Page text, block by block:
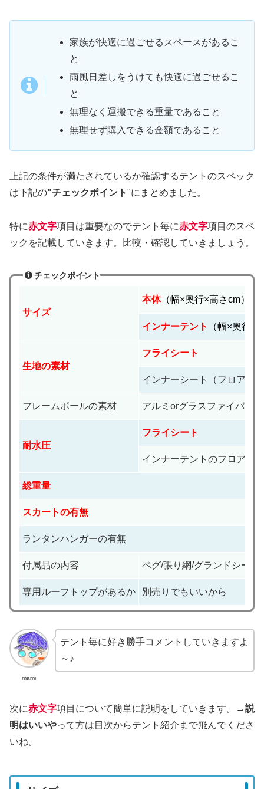
家族が快適に過ごせるスペースがあるこ
と
雨風日差しをうけても快適に過ごせるこ
と
無理なく運搬できる重量であること
無理せず購入できる金額であること
上記の条件が満たされているか確認するテントのスペック
は下記の"チェックポイント"にまとめました。
特に赤文字項目は重要なのでテント毎に赤文字項目のスペ
ックを記載していきます。比較・確認していきましょう。
チェックポイント
サイズ
本体（幅×奥行×高さcm）
インナーテント （幅×奥行×
生地の素材
フライシート
インナーシート（フロア部
フレームポールの素材 アルミorグラスファイバー
耐水圧
フライシート
インナーテントのフロア部分
総重量
スカートの有無
ランタンハンガーの有無
付属品の内容 ペグ/張り網/グランドシート
専用ルーフトップがあるか 別売りでもいいから
mami
テント毎に好き勝手コメントしていきますよ
～♪
次に赤文字項目について簡単に説明をしていきます。→説
明はいいやって方は目次からテント紹介まで飛んでくださ
いね。